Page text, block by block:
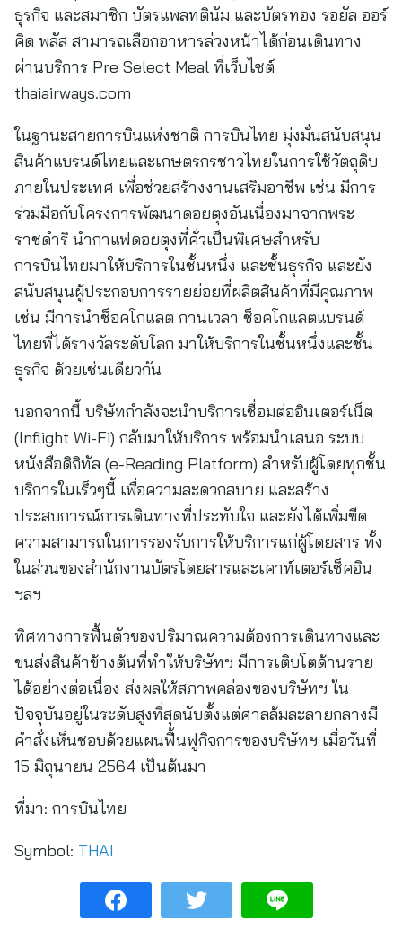
ธุรกิจ และสมาชิก บัตรแพลทตินัม และบัตรทอง รอยัล ออร์
คิด พลัส สามารถเลือกอาหารล่วงหน้าได้ก่อนเดินทาง
ผ่านบริการ Pre Select Meal ที่เว็บไซต์
thaiairways.com
ในฐานะสายการบินแห่งชาติ การบินไทย มุ่งมั่นสนับสนุน
สินค้าแบรนด์ไทยและเกษตรกรชาวไทยในการใช้วัตถุดิบ
ภายในประเทศ เพื่อช่วยสร้างงานเสริมอาชีพ เช่น มีการ
ร่วมมือกับโครงการพัฒนาดอยตุงอันเนื่องมาจากพระ
ราชดำริ นำกาแฟดอยตุงที่คั่วเป็นพิเศษสำหรับ
การบินไทยมาให้บริการในชั้นหนึ่ง และชั้นธุรกิจ และยัง
สนับสนุนผู้ประกอบการรายย่อยที่ผลิตสินค้าที่มีคุณภาพ
เช่น มีการนำช็อคโกแลต กานเวลา ช็อคโกแลตแบรนด์
ไทยที่ได้รางวัลระดับโลก มาให้บริการในชั้นหนึ่งและชั้น
ธุรกิจ ด้วยเช่นเดียวกัน
นอกจากนี้ บริษัทกำลังจะนำบริการเชื่อมต่ออินเตอร์เน็ต
(Inflight Wi-Fi) กลับมาให้บริการ พร้อมนำเสนอ ระบบ
หนังสือดิจิทัล (e-Reading Platform) สำหรับผู้โดยทุกชั้น
บริการในเร็วๆนี้ เพื่อความสะดวกสบาย และสร้าง
ประสบการณ์การเดินทางที่ประทับใจ และยังได้เพิ่มขีด
ความสามารถในการรองรับการให้บริการแก่ผู้โดยสาร ทั้ง
ในส่วนของสำนักงานบัตรโดยสารและเคาท์เตอร์เช็คอิน
ฯลฯ
ทิศทางการฟื้นตัวของปริมาณความต้องการเดินทางและ
ขนส่งสินค้าข้างต้นที่ทำให้บริษัทฯ มีการเติบโตด้านราย
ได้อย่างต่อเนื่อง ส่งผลให้สภาพคล่องของบริษัทฯ ใน
ปัจจุบันอยู่ในระดับสูงที่สุดนับตั้งแต่ศาลล้มละลายกลางมี
คำสั่งเห็นชอบด้วยแผนฟื้นฟูกิจการของบริษัทฯ เมื่อวันที่
15 มิถุนายน 2564 เป็นต้นมา
ที่มา: การบินไทย
Symbol: THAI